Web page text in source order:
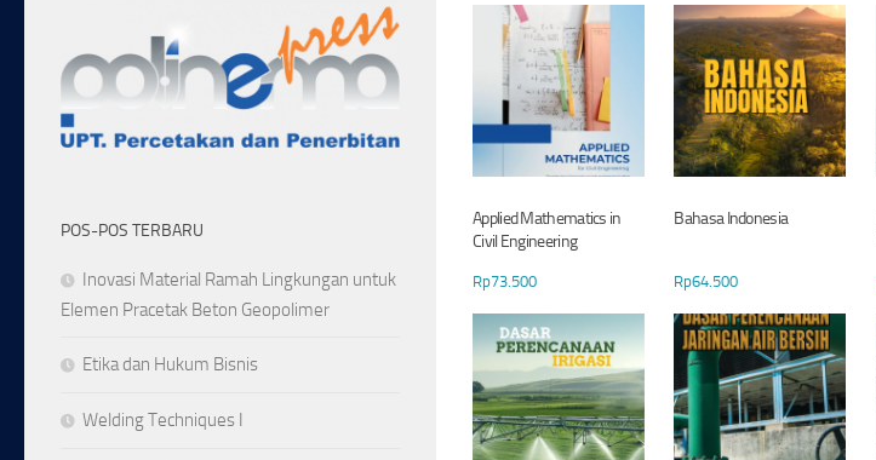
Applied Mathematics in
Civil Engineering
Rp73.500
Bahasa Indonesia
Rp64.500
POS-POS TERBARU
Inovasi Material Ramah Lingkungan untuk
Elemen Pracetak Beton Geopolimer
Etika dan Hukum Bisnis
Welding Techniques I